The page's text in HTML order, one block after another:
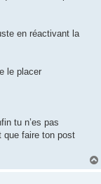
en réactivant la
le placer
tu n’es pas
que faire ton post